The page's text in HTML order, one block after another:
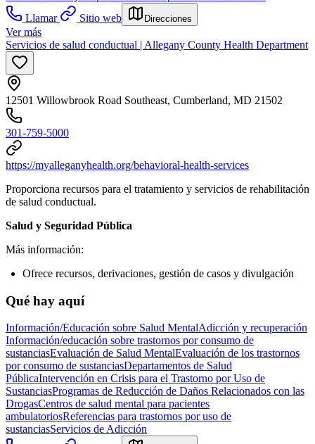
Llamar
Sitio web Direcciones
Ver más
Servicios de salud conductual | Allegany County Health Department
12501 Willowbrook Road Southeast, Cumberland, MD 21502
301-759-5000
https://myalleganyhealth.org/behavioral-health-services
Proporciona recursos para el tratamiento y servicios de rehabilitación
de salud conductual.
Salud y Seguridad Pública
Más información:
Ofrece recursos, derivaciones, gestión de casos y divulgación
Qué hay aquí
Información/Educación sobre Salud MentalAdicción y recuperación
Información/educación sobre trastornos por consumo de
sustanciasEvaluación de Salud MentalEvaluación de los trastornos
por consumo de sustanciasDepartamentos de Salud
PúblicaIntervención en Crisis para el Trastorno por Uso de
SustanciasProgramas de Reducción de Daños Relacionados con las
DrogasCentros de salud mental para pacientes
ambulatoriosReferencias para trastornos por uso de
sustanciasServicios de Adicción